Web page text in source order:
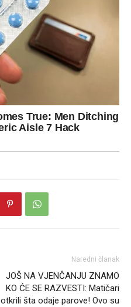
Naredni članak
JOŠ NA VJENČANJU ZNAMO
KO ĆE SE RAZVESTI: Matičari
otkrili šta odaje parove! Ovo su